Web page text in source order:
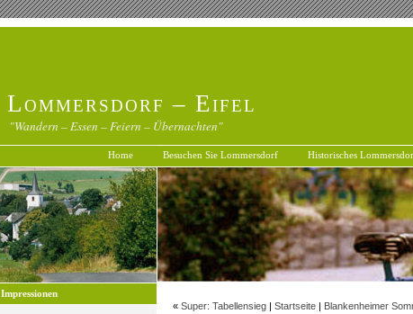
Lommersdorf – Eifel
"Wandern – Essen – Feiern – Übernachten"
Home Besuchen Sie Lommersdorf Historisches
Impressionen
« Super: Tabellensieg | Startseite | Blankenheimer